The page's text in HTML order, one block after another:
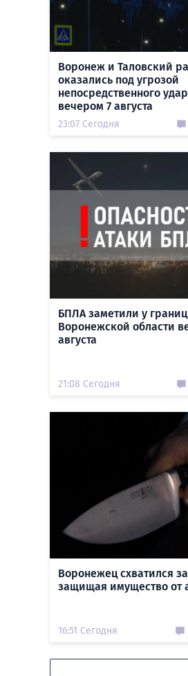
Воронеж и Таловский
оказались под угрозой
непосредственного
вечером 7 августа
23:07 Сегодня
БПЛА заметили у границ
Воронежской области
августа
21:08 Сегодня
Воронежец схватился
защищая имущество от
16:51 Сегодня